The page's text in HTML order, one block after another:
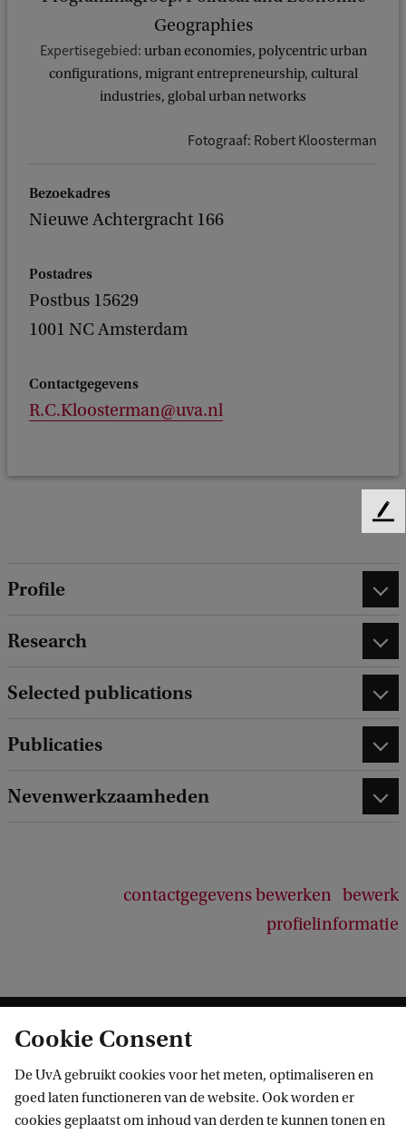
Geographies
Expertisegebied: urban economies, polycentric urban
configurations, migrant entrepreneurship, cultural
industries, global urban networks
Fotograaf: Robert Kloosterman
Bezoekadres
Nieuwe Achtergracht 166
Postadres
Postbus 15629
1001 NC Amsterdam
Contactgegevens
R.C.Kloosterman@uva.nl
Profile
Research
Selected publications
Publicaties
Nevenwerkzaamheden
contactgegevens bewerken bewerk
profielinformatie
Cookie Consent
De UvA gebruikt cookies voor het meten, optimaliseren en
goed laten functioneren van de website. Ook worden er
cookies geplaatst om inhoud van derden te kunnen tonen en
F
a
c
k